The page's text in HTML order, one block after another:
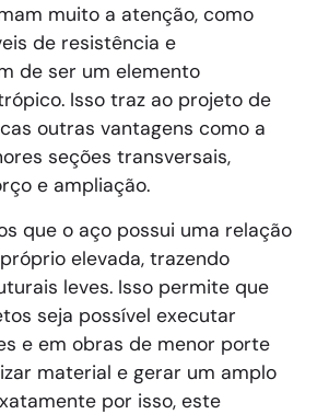
muito a atenção, como
de resistência e
de ser um elemento
Isso traz ao projeto de
outras vantagens como a
seções transversais,
e ampliação.
que o aço possui uma relação
elevada, trazendo
leves. Isso permite que
seja possível executar
e em obras de menor porte
material e gerar um amplo
por isso, este